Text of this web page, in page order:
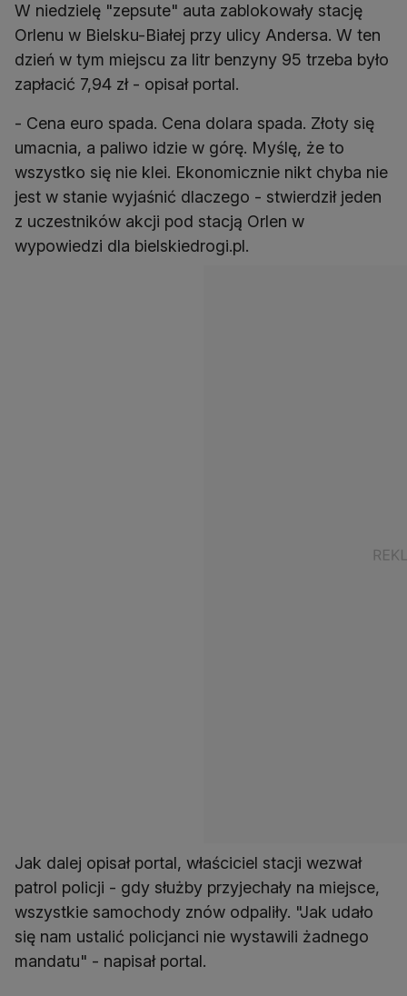
W niedzielę "zepsute" auta zablokowały stację
Orlenu w Bielsku-Białej przy ulicy Andersa. W ten
dzień w tym miejscu za litr benzyny 95 trzeba było
zapłacić 7,94 zł - opisał portal.
- Cena euro spada. Cena dolara spada. Złoty się
umacnia, a paliwo idzie w górę. Myślę, że to
wszystko się nie klei. Ekonomicznie nikt chyba nie
jest w stanie wyjaśnić dlaczego - stwierdził jeden
z uczestników akcji pod stacją Orlen w
wypowiedzi dla bielskiedrogi.pl.
Jak dalej opisał portal, właściciel stacji wezwał
patrol policji - gdy służby przyjechały na miejsce,
wszystkie samochody znów odpaliły. "Jak udało
się nam ustalić policjanci nie wystawili żadnego
mandatu" - napisał portal.